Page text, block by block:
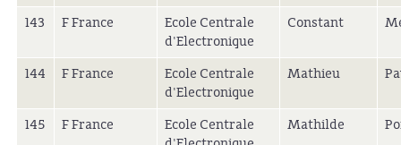
143 F France
Ecole Centrale
d'Electronique
Constant
144 F France
Ecole Centrale
d'Electronique
Mathieu
145 F France
Ecole Centrale
Mathilde